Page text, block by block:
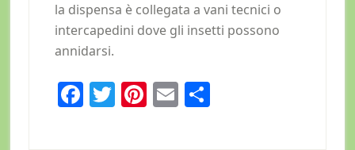
la dispensa è collegata a vani tecnici o
intercapedini dove gli insetti possono
annidarsi.
Facebook
Twitter
Pinterest
EmailCondividi